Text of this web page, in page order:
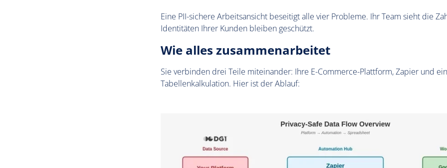
Eine PII-sichere Arbeitsansicht beseitigt alle vier Probleme. Ihr Team sieht die
Identitäten Ihrer Kunden bleiben geschützt.
Wie alles zusammenarbeitet
Sie verbinden drei Teile miteinander: Ihre E-Commerce-Plattform, Zapier und
Tabellenkalkulation. Hier ist der Ablauf: